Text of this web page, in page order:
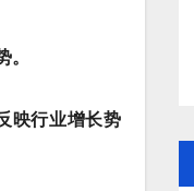
映行业增长势